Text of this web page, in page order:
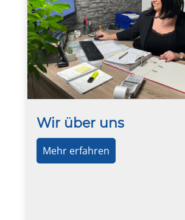
Wir über uns
Mehr erfahren